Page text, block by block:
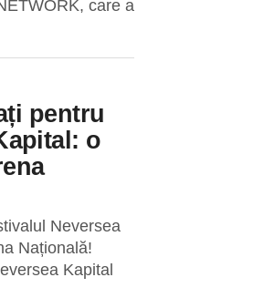
care a
pentru
o
Neversea
Națională!
Kapital